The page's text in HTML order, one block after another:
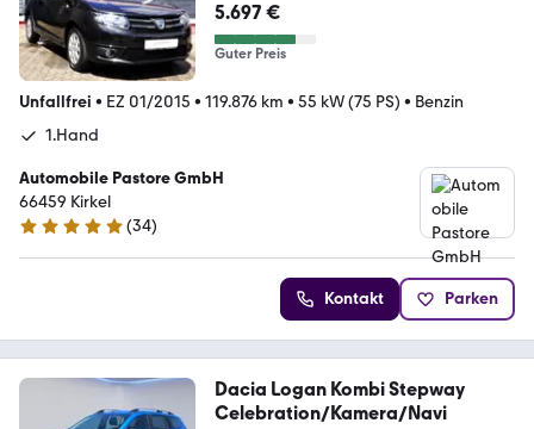
5.697 €
Guter Preis
Unfallfrei • EZ 01/2015 • 119.876 km • 55 kW (75 PS) • Benzin
1.Hand
Automobile Pastore GmbH
66459 Kirkel
4.9 Sterne
(34)
Kontakt Parken
Dacia Logan Kombi Stepway
Celebration/Kamera/Navi